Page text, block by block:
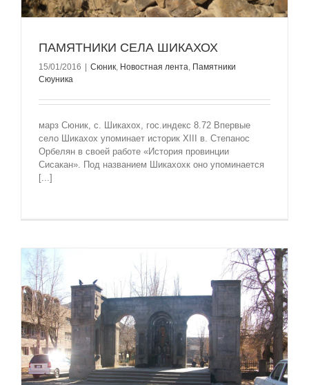
ПАМЯТНИКИ СЕЛА ШИКАХОХ
15/01/2016 Сюник, Новостная лента, Памятники
Сюуника
марз Сюник, с. Шикахох, гос.индекс 8.72 Впервые
село Шикахох упоминает историк ХIII в. Степанос
Орбелян в своей работе «История провинции
Сисакан». Под названием Шикахохк оно упоминается
[...]